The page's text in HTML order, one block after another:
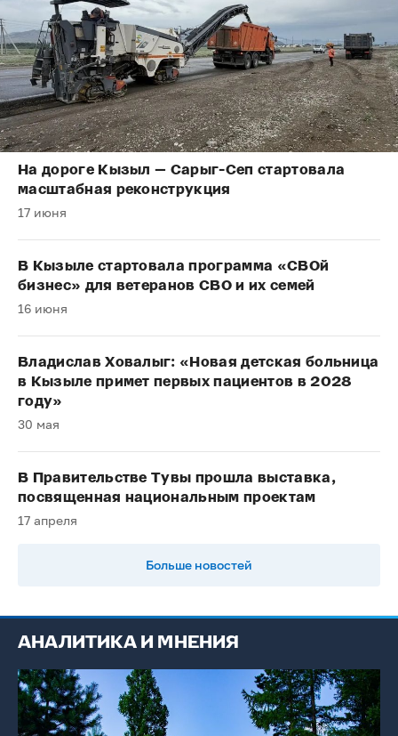
На дороге Кызыл — Сарыг-Сеп стартовала
масштабная реконструкция
17 июня
В Кызыле стартовала программа «СВОй
бизнес» для ветеранов СВО и их семей
16 июня
Владислав Ховалыг: «Новая детская больница
в Кызыле примет первых пациентов в 2028
году»
30 мая
В Правительстве Тувы прошла выставка,
посвященная национальным проектам
17 апреля
Больше новостей
АНАЛИТИКА И МНЕНИЯ